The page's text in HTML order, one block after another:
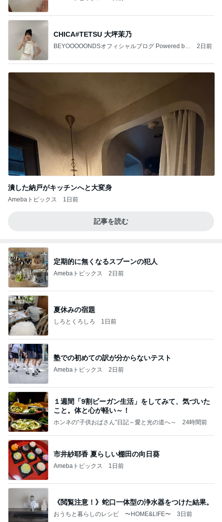
CHICA#TETSU 大坪茉乃
BEYOOOOONDSオフィシャルブログ Powered by
2日前
潰した納戸がキッチンへと大変身
Amebaトピックス 1日前
記事を読む
定期的に無くなるスプーンの犯人
Amebaトピックス 2日前
夏休みの宿題
しろとくろしろ 1日前
塾での初めての訳が分からないテスト
Amebaトピックス 2日前
１週間「9割ビーガン生活」をしてみて、気づいた
こと。体と心が軽い～！
ホンネの“子供おばさん”日記～愛と光の道へ～ 24時間前
市井紗耶香 夏らしい棚田の向日葵
Amebaトピックス 1日前
《閲覧注意！》蛇口一体型の浄水器をつけた結果。
おうちと暮らしのレシピ 〜HOME&LIFE〜 3日前